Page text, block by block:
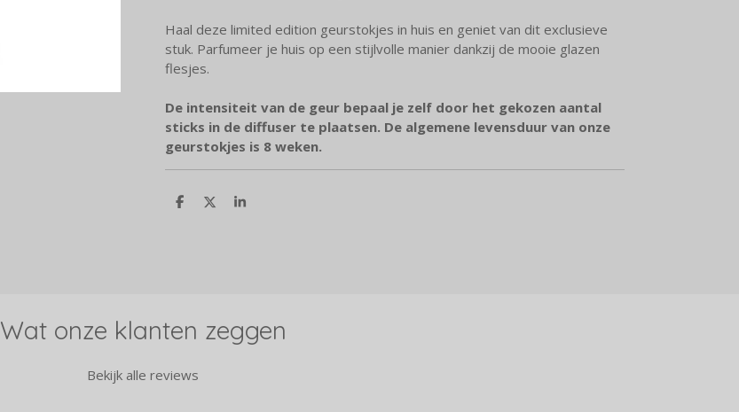
Haal deze limited edition geurstokjes in huis en geniet van dit exclusieve
stuk. Parfumeer je huis op een stijlvolle manier dankzij de mooie glazen
flesjes.
De intensiteit van de geur bepaal je zelf door het gekozen aantal
sticks in de diffuser te plaatsen. De algemene levensduur van onze
geurstokjes is 8 weken.
D
D
S
Wat onze klanten zeggen
Bekijk alle reviews